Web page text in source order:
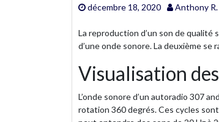
décembre 18, 2020 Anthony R.
La reproduction d’un son de qualité
d’une onde sonore. La deuxième
Visualisation
L’onde sonore d’un autoradio 307
rotation 360 degrés. Ces cycles